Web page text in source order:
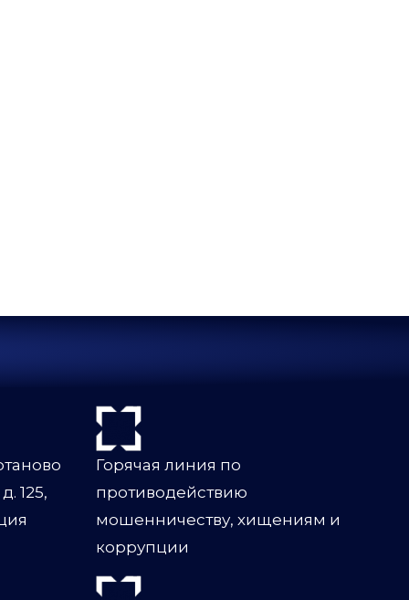
125,
Горячая линия по
противодействию
мошенничеству, хищениям и
коррупции